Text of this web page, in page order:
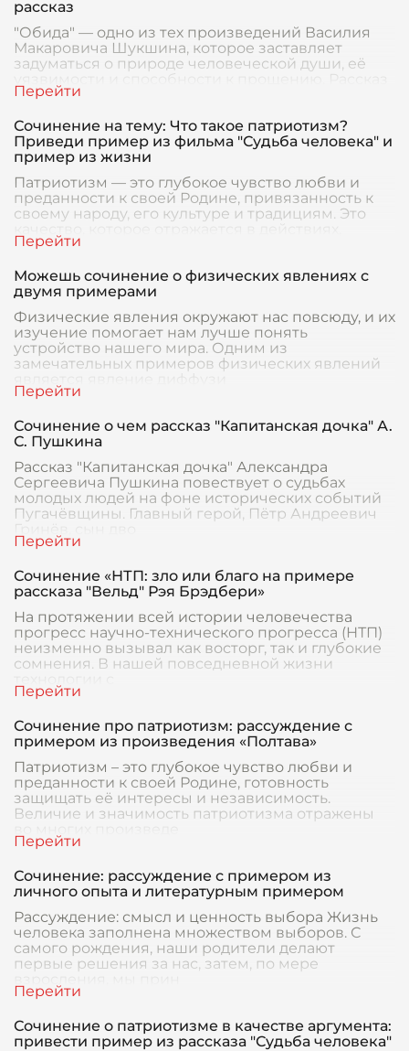
рассказ
"Обида" — одно из тех произведений Василия
Макаровича Шукшина, которое заставляет
задуматься о природе человеческой души, её
уязвимости и способности к прощению. Рассказ
раскрывает
Сочинение на тему: Что такое патриотизм?
Приведи пример из фильма "Судьба человека" и
пример из жизни
Патриотизм — это глубокое чувство любви и
преданности к своей Родине, привязанность к
своему народу, его культуре и традициям. Это
поступк
Можешь сочинение о физических явлениях с
двумя примерами
Физические явления окружают нас повсюду, и их
изучение помогает нам лучше понять
устройство нашего мира. Одним из
замечательных примеров физических явлений
Сочинение о чем рассказ "Капитанская дочка" А.
С. Пушкина
Рассказ "Капитанская дочка" Александра
Сергеевича Пушкина повествует о судьбах
молодых людей на фоне исторических событий
Пугачёвщины. Главный герой, Пётр Андреевич
Гринёв, сын дво
Сочинение «НТП: зло или благо на примере
рассказа "Вельд" Рэя Брэдбери»
На протяжении всей истории человечества
прогресс научно-технического прогресса (НТП)
неизменно вызывал как восторг, так и глубокие
сомнения. В нашей повседневной жизни
Сочинение про патриотизм: рассуждение с
примером из произведения «Полтава»
Патриотизм – это глубокое чувство любви и
преданности к своей Родине, готовность
защищать её интересы и независимость.
Величие и значимость патриотизма отражены
Сочинение: рассуждение с примером из
личного опыта и литературным примером
Рассуждение: смысл и ценность выбора Жизнь
человека заполнена множеством выборов. С
самого рождения, наши родители делают
первые решения за нас, затем, по мере
Сочинение о патриотизме в качестве аргумента:
привести пример из рассказа "Судьба человека"